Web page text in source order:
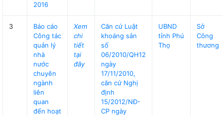
2016
3
Báo cáo
Công tác
quản lý
nhà
nước
chuyên
ngành
liên
quan
đến hoạt
Xem
chi
tiết
tại
đây
Căn cứ Luật
khoáng sản
số
06/2010/QH12
ngày
17/11/2010,
căn cứ Nghị
định
15/2012/NĐ-
CP ngày
UBND
tỉnh Phú
Thọ
Sở
Công
thương